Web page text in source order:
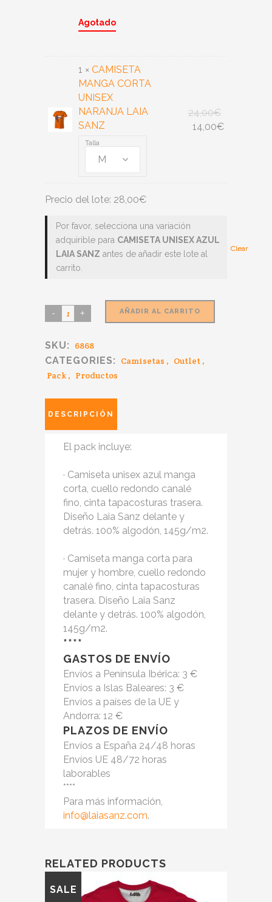
Clear
Agotado
1 × CAMISETA
MANGA CORTA
UNISEX
NARANJA LAIA
SANZ
Talla
M
Clear
24,00€
14,00€
Precio del lote: 28,00€
Por favor, selecciona una variación
adquirible para CAMISETA UNISEX AZUL
LAIA SANZ antes de añadir este lote al
carrito.
AÑADIR AL CARRITO
SKU: 6868
CATEGORIES: Camisetas , Outlet ,
Pack , Productos
DESCRIPCIÓN
El pack incluye:
· Camiseta unisex azul manga
corta, cuello redondo canalé
fino, cinta tapacosturas trasera.
Diseño Laia Sanz delante y
detrás. 100% algodón, 145g/m2.
· Camiseta manga corta para
mujer y hombre, cuello redondo
canalé fino, cinta tapacosturas
trasera. Diseño Laia Sanz
delante y detrás. 100% algodón,
145g/m2.
****
GASTOS DE ENVÍO
Envíos a Península Ibérica: 3 €
Envíos a Islas Baleares: 3 €
Envíos a países de la UE y
Andorra: 12 €
PLAZOS DE ENVÍO
Envíos a España 24/48 horas
Envíos UE 48/72 horas
laborables
****
Para más información,
info@laiasanz.com.
RELATED PRODUCTS
SALE